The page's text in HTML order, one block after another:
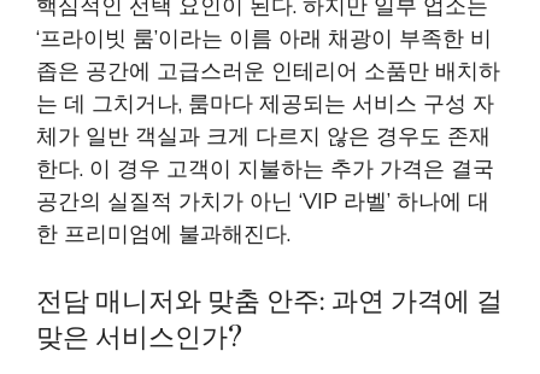
핵심적인 선택 요인이 된다. 하지만 일부 업소는
‘프라이빗 룸’이라는 이름 아래 채광이 부족한 비
좁은 공간에 고급스러운 인테리어 소품만 배치하
는 데 그치거나, 룸마다 제공되는 서비스 구성 자
체가 일반 객실과 크게 다르지 않은 경우도 존재
한다. 이 경우 고객이 지불하는 추가 가격은 결국
공간의 실질적 가치가 아닌 ‘VIP 라벨’ 하나에 대
한 프리미엄에 불과해진다.
전담 매니저와 맞춤 안주: 과연 가격에 걸
맞은 서비스인가?